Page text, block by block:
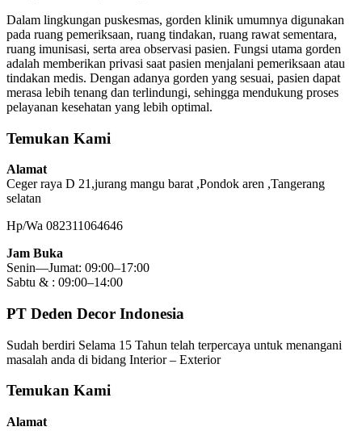
Dalam lingkungan puskesmas, gorden klinik umumnya digunakan
pada ruang pemeriksaan, ruang tindakan, ruang rawat sementara,
ruang imunisasi, serta area observasi pasien. Fungsi utama gorden
adalah memberikan privasi saat pasien menjalani pemeriksaan atau
tindakan medis. Dengan adanya gorden yang sesuai, pasien dapat
merasa lebih tenang dan terlindungi, sehingga mendukung proses
pelayanan kesehatan yang lebih optimal.
Temukan Kami
Alamat
Ceger raya D 21,jurang mangu barat ,Pondok aren ,Tangerang
selatan
Hp/Wa 082311064646
Jam Buka
Senin—Jumat: 09:00–17:00
Sabtu & : 09:00–14:00
PT Deden Decor Indonesia
Sudah berdiri Selama 15 Tahun telah terpercaya untuk menangani
masalah anda di bidang Interior – Exterior
Temukan Kami
Alamat